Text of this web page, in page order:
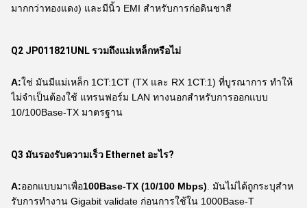
มากกว่าทองแดง) และมีนิ้ว EMI สําหรับการก่อดินชาสี
Q2 JP011821UNL รวมถึงแม่เหล็กหรือไม่
A:ใช่ มันมีแม่เหล็ก 1CT:1CT (TX และ RX 1CT:1) ที่บูรณาการ ทําให้
ไม่จําเป็นต้องใช้ แทรนฟอร์ม LAN ทางนอกสําหรับการออกแบบ
10/100Base-TX มาตรฐาน
Q3 มันรองรับความเร็ว Ethernet อะไร?
A:ออกแบบมาเพื่อ100Base-TX (10/100 Mbps) . มันไม่ได้ถูกระบุสําห
รับการทํางาน Gigabit validate ก่อนการใช้ใน 1000Base-T